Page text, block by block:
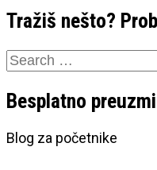
Tražiš nešto?
Search
for:
Besplatno
Blog za početnike